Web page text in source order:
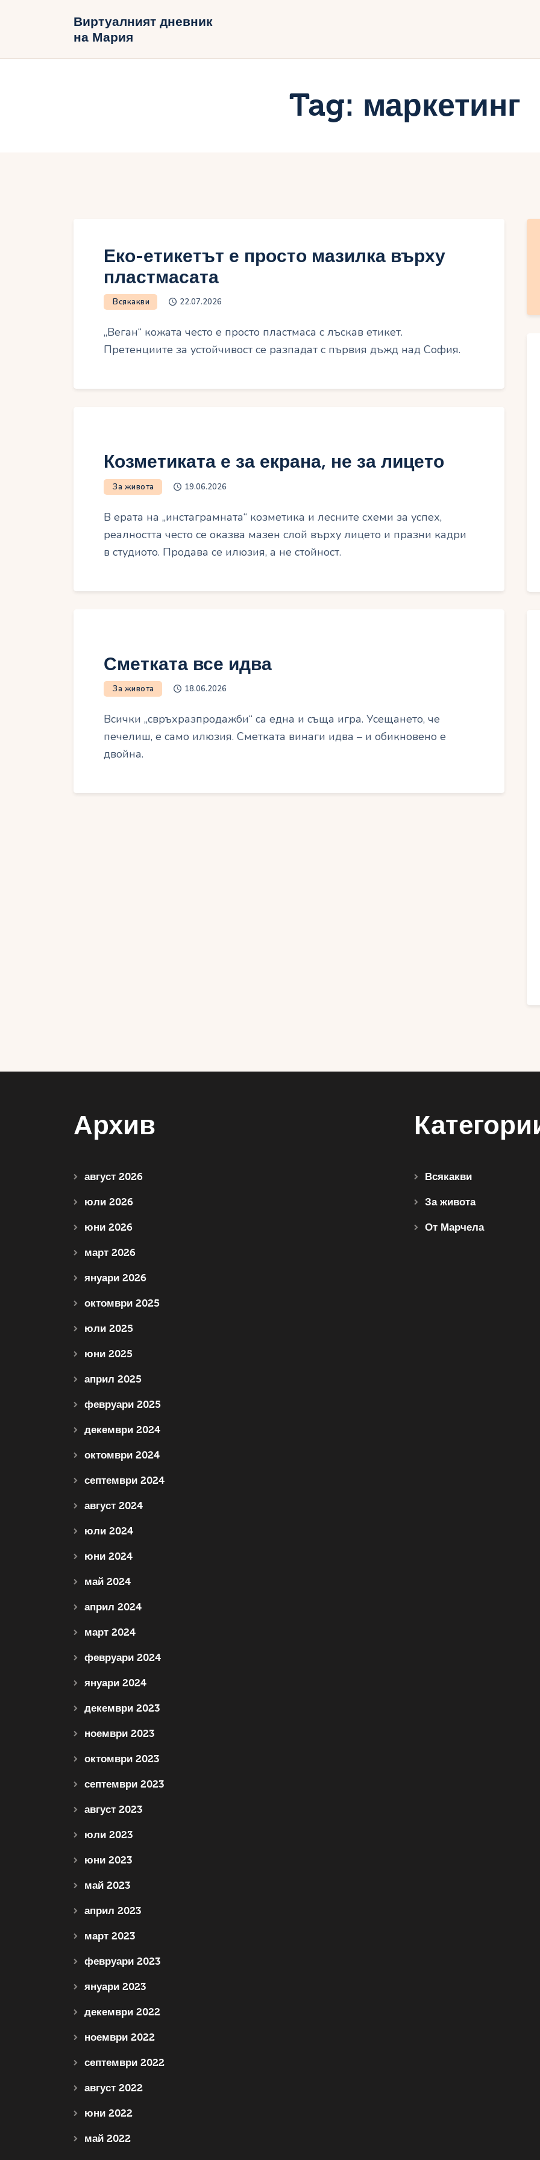
Виртуалният дневник
на Мария
Tag: маркетинг
Виртуалният дневник на
Еко-етикетът е просто мазилка върху
пластмасата
Всякакви 22.07.2026
„Веган“ кожата често е просто пластмаса с лъскав етикет.
Претенциите за устойчивост се разпадат с първия дъжд над София.
Козметиката е за екрана, не за лицето
За живота 19.06.2026
В ерата на „инстаграмната“ козметика и лесните схеми за успех,
реалността често се оказва мазен слой върху лицето и празни кадри
в студиото. Продава се илюзия, а не стойност.
Сметката все идва
За живота 18.06.2026
Всички „свръхразпродажби“ са една и съща игра. Усещането, че
печелиш, е само илюзия. Сметката винаги идва – и обикновено е
двойна.
Архив
август 2026
юли 2026
юни 2026
март 2026
януари 2026
октомври 2025
юли 2025
юни 2025
април 2025
февруари 2025
декември 2024
октомври 2024
септември 2024
август 2024
юли 2024
юни 2024
май 2024
април 2024
март 2024
февруари 2024
януари 2024
декември 2023
ноември 2023
октомври 2023
септември 2023
август 2023
юли 2023
юни 2023
май 2023
април 2023
март 2023
февруари 2023
януари 2023
декември 2022
ноември 2022
септември 2022
август 2022
юни 2022
май 2022
Всякакви
За живота
От Марчела